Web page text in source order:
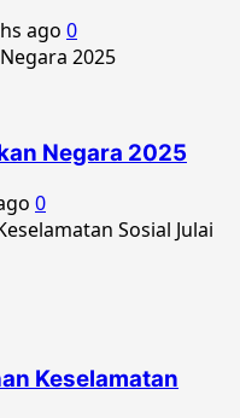
ago 0
Negara 2025
0
Keselamatan